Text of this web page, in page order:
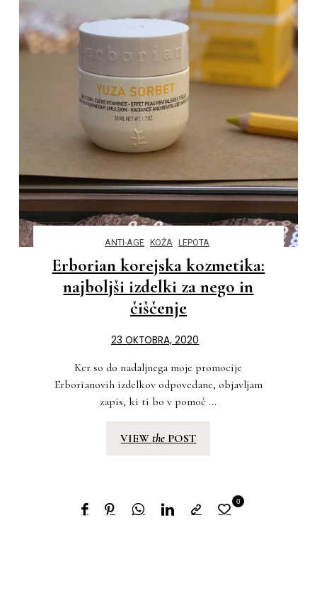
ANTI-AGE KOŽA LEPOTA
Erborian korejska kozmetika:
najboljši izdelki za nego in
čiščenje
23 OKTOBRA, 2020
Ker so do nadaljnega moje promocije
Erborianovih izdelkov odpovedane, objavljam
zapis, ki ti bo v pomoč ...
VIEWthe POST
0